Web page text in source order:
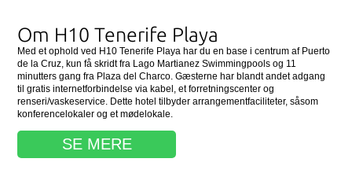
Om H10 Tenerife Playa
Med et ophold ved H10 Tenerife Playa har du en base i centrum af Puerto
de la Cruz, kun få skridt fra Lago Martianez Swimmingpools og 11
minutters gang fra Plaza del Charco. Gæsterne har blandt andet adgang
til gratis internetforbindelse via kabel, et forretningscenter og
renseri/vaskeservice. Dette hotel tilbyder arrangementfaciliteter, såsom
konferencelokaler og et mødelokale.
SE MERE